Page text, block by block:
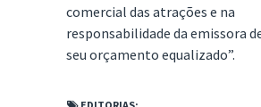
comercial das atrações e na
responsabilidade da emissora
seu orçamento equalizado”.